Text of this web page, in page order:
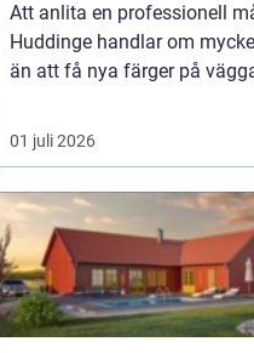
Att anlita en professionell
Huddinge handlar om
än att få nya färger på
01 juli 2026